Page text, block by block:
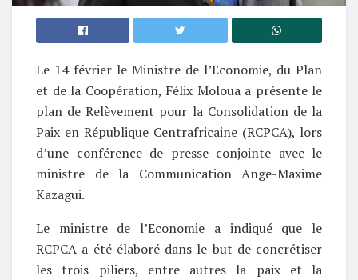
Le 14 février le Ministre de l’Economie, du Plan
et de la Coopération, Félix Moloua a présente le
plan de Relèvement pour la Consolidation de la
Paix en République Centrafricaine (RCPCA), lors
d’une conférence de presse conjointe avec le
ministre de la Communication Ange-Maxime
Kazagui.
Le ministre de l’Economie a indiqué que le
RCPCA a été élaboré dans le but de concrétiser
les trois piliers, entre autres la paix et la